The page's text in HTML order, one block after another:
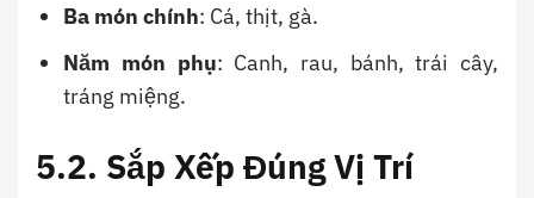
Ba món chính: Cá, thịt, gà.
Năm món phụ: Canh, rau, bánh, trái cây,
tráng miệng.
5.2. Sắp Xếp Đúng Vị Trí